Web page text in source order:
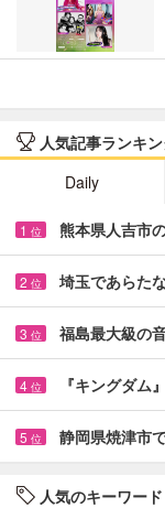
人気記事ランキ
Daily
1 位 熊本県人吉市
2 位 埼玉であらた
3 位 福島最大級の
4 位 『キングダ
5 位 静岡県焼津市
人気のキーワード